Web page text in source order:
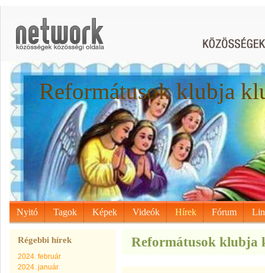
Reformátusok klubja
Nyitó Tagok Képek Videók Hírek Fórum
Régebbi hírek
2024. február
2024. január
Reformátusok klubja